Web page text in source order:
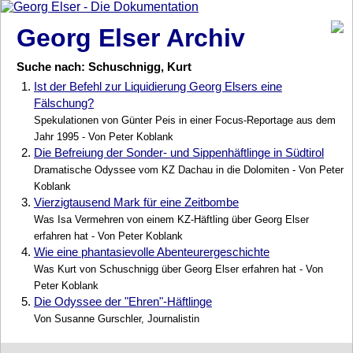
Georg Elser Archiv
Suche nach: Schuschnigg, Kurt
1. Ist der Befehl zur Liquidierung Georg Elsers eine
Fälschung?
Spekulationen von Günter Peis in einer Focus-Reportage aus dem
Jahr 1995 - Von Peter Koblank
2. Die Befreiung der Sonder- und Sippenhäftlinge in Südtirol
Dramatische Odyssee vom KZ Dachau in die Dolomiten - Von Peter
Koblank
3. Vierzigtausend Mark für eine Zeitbombe
Was Isa Vermehren von einem KZ-Häftling über Georg Elser
erfahren hat - Von Peter Koblank
4. Wie eine phantasievolle Abenteurergeschichte
Was Kurt von Schuschnigg über Georg Elser erfahren hat - Von
Peter Koblank
5. Die Odyssee der "Ehren"-Häftlinge
Von Susanne Gurschler, Journalistin